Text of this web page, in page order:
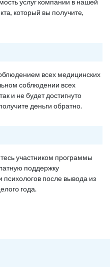
услуг компании в нашей
который вы получите,
всех медицинских
соблюдении всех
и не будет достигнуто
деньги обратно.
участником программы
поддержку
после вывода из
года.